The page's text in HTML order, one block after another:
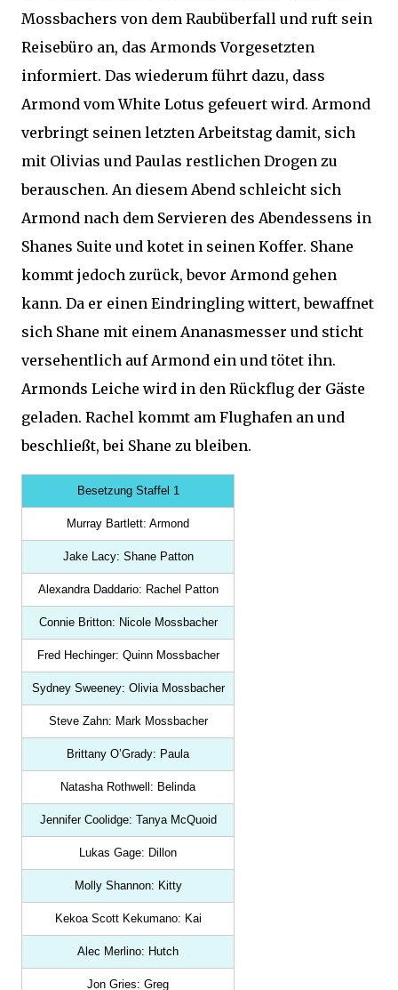
Mossbachers von dem Raubüberfall und ruft sein
Reisebüro an, das Armonds Vorgesetzten
informiert. Das wiederum führt dazu, dass
Armond vom White Lotus gefeuert wird. Armond
verbringt seinen letzten Arbeitstag damit, sich
mit Olivias und Paulas restlichen Drogen zu
berauschen. An diesem Abend schleicht sich
Armond nach dem Servieren des Abendessens in
Shanes Suite und kotet in seinen Koffer. Shane
kommt jedoch zurück, bevor Armond gehen
kann. Da er einen Eindringling wittert, bewaffnet
sich Shane mit einem Ananasmesser und sticht
versehentlich auf Armond ein und tötet ihn.
Armonds Leiche wird in den Rückflug der Gäste
geladen. Rachel kommt am Flughafen an und
beschließt, bei Shane zu bleiben.
Besetzung Staffel 1
Murray Bartlett: Armond
Jake Lacy: Shane Patton
Alexandra Daddario: Rachel Patton
Connie Britton: Nicole Mossbacher
Fred Hechinger: Quinn Mossbacher
Sydney Sweeney: Olivia Mossbacher
Steve Zahn: Mark Mossbacher
Brittany O’Grady: Paula
Natasha Rothwell: Belinda
Jennifer Coolidge: Tanya McQuoid
Lukas Gage: Dillon
Molly Shannon: Kitty
Kekoa Scott Kekumano: Kai
Alec Merlino: Hutch
Jon Gries: Greg